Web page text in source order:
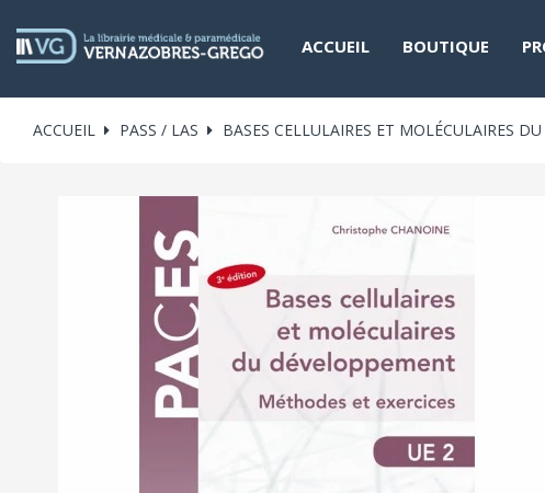
ACCUEIL BOUTIQUE
ACCUEIL PASS / LAS BASES CELLULAIRES ET MOLÉCULAIRES